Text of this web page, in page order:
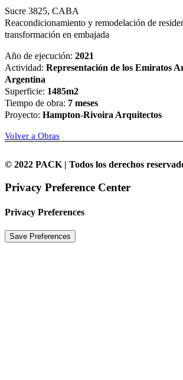
Sucre 3825, CABA
Reacondicionamiento y remodelación de
transformación en embajada
Año de ejecución: 2021
Actividad: Representación de los Emiratos
Argentina
Superficie: 1485m2
Tiempo de obra: 7 meses
Proyecto: Hampton-Rivoira Arquitectos
Volver a Obras
© 2022 PACK | Todos los derechos
Privacy Preference Center
Privacy Preferences